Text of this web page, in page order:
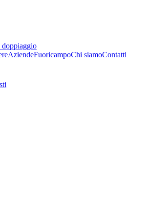
AziendeFuoricampoChi siamoContatti